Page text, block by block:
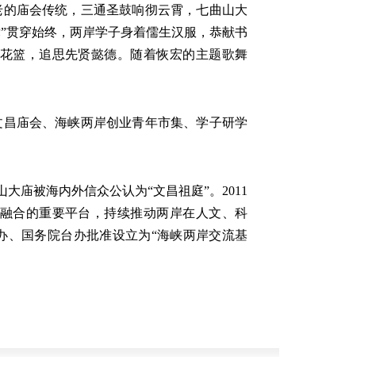
庙会传统，三通圣鼓响彻云霄，七曲山大
贯穿始终，两岸学子身着儒生汉服，恭献书
篮，追思先贤懿德。随着恢宏的主题歌舞
庙会、海峡两岸创业青年市集、学子研学
庙被海内外信众公认为“文昌祖庭”。2011
合的重要平台，持续推动两岸在人文、科
国务院台办批准设立为“海峡两岸交流基